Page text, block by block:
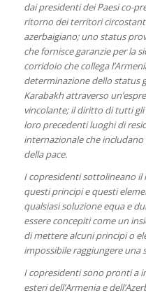
dai presidenti dei Paesi co-
ritorno dei territori
azerbaigiano; uno status
che fornisce garanzie per la
corridoio che collega
determinazione dello status
Karabakh attraverso
vincolante; il diritto di tutti
loro precedenti luoghi di
internazionale che
della pace.
I copresidenti sottolineano il
questi principi e questi
qualsiasi soluzione equa e
essere concepiti come un
di mettere alcuni principi o
impossibile raggiungere una
I copresidenti sono pronti a
esteri dell’Armenia e